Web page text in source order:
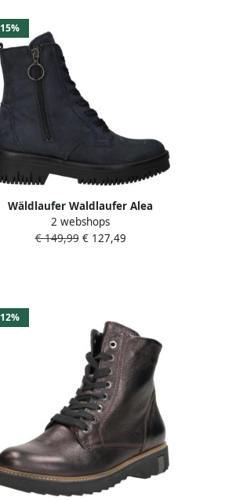
15%
Wäldlaufer Waldlaufer Alea
Veterboots Blauw
2 webshops
€ 149,99€ 127,49
12%